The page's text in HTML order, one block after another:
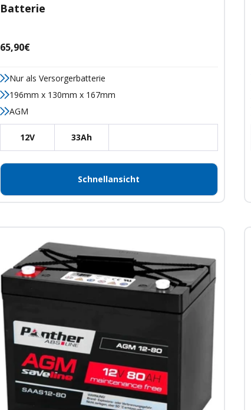
Batterie
Angebotspreis
65,90€
Nur als Versorgerbatterie
196mm x 130mm x 167mm
AGM
12V 33Ah
Schnellansicht